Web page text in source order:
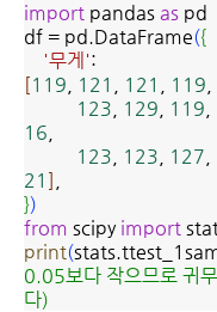
import pandas as pd
df = pd.DataFrame({
'무게':
[119 121 121 119
123
129 119
16
123
123 127
21 ]
})
from scipy import
print(
0.05보다 작으므로 귀
다)